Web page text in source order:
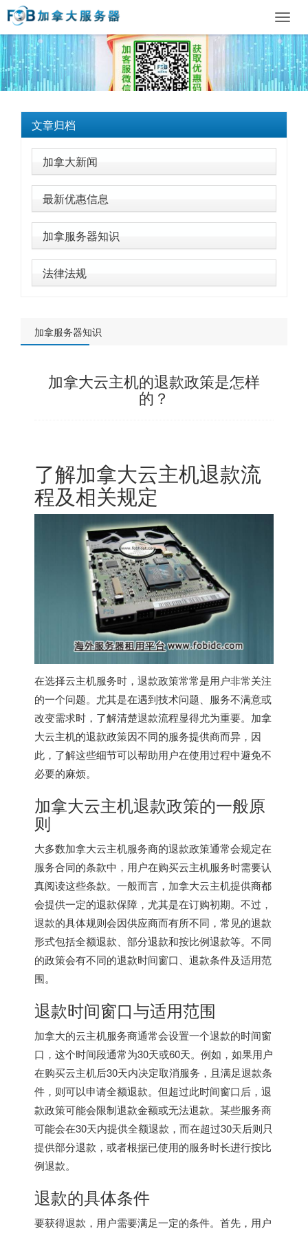
文章归档
加拿大新闻
最新优惠信息
加拿服务器知识
法律法规
加拿服务器知识
加拿大云主机的退款政策是怎样
的？
了解加拿大云主机退款流
程及相关规定
在选择云主机服务时，退款政策常常是用户非常关注
的一个问题。尤其是在遇到技术问题、服务不满意或
改变需求时，了解清楚退款流程显得尤为重要。加拿
大云主机的退款政策因不同的服务提供商而异，因
此，了解这些细节可以帮助用户在使用过程中避免不
必要的麻烦。
加拿大云主机退款政策的一般原
则
大多数加拿大云主机服务商的退款政策通常会规定在
服务合同的条款中，用户在购买云主机服务时需要认
真阅读这些条款。一般而言， 加拿大云主机提供商都
会提供一定的退款保障，尤其是在订购初期。不过，
退款的具体规则会因供应商而有所不同，常见的退款
形式包括全额退款、部分退款和按比例退款等。不同
的政策会有不同的退款时间窗口、退款条件及适用范
围。
退款时间窗口与适用范围
加拿大的云主机服务商通常会设置一个退款的时间窗
口，这个时间段通常为30天或60天。例如，如果用户
在购买云主机后30天内决定取消服务，且满足退款条
件，则可以申请全额退款。但超过此时间窗口后，退
款政策可能会限制退款金额或无法退款。某些服务商
可能会在30天内提供全额退款，而在超过30天后则只
提供部分退款，或者根据已使用的服务时长进行按比
例退款。
退款的具体条件
要获得退款，用户需要满足一定的条件。首先，用户